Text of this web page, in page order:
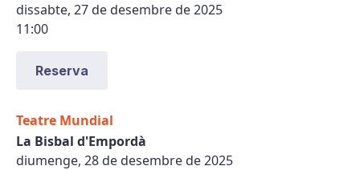
dissabte, 27 de desembre de 2025
11:00
Reserva
Teatre Mundial
La Bisbal d'Empordà
diumenge, 28 de desembre de 2025